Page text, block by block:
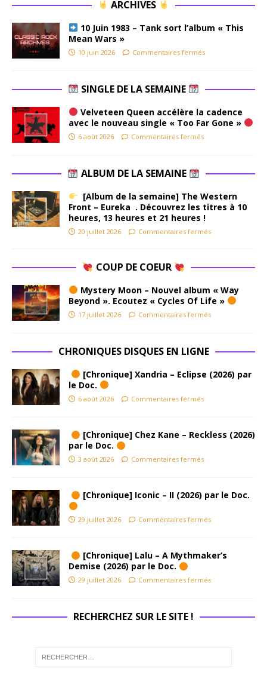
ARCHIVES
10 Juin 1983 – Tank sort l’album « This
Mean Wars »
10 juin 2026 Commentaires fermés
SINGLE DE LA SEMAINE
Velveteen Queen accélère la cadence
avec le nouveau single « Too Far Gone »
6 août 2026 Commentaires fermés
ALBUM DE LA SEMAINE
[Album de la semaine] The Western
Front – Eureka . Découvrez les titres à 10
heures, 13 heures et 21 heures !
20 juillet 2026 Commentaires fermés
COUP DE COEUR
Mystery Moon – Nouvel album « Way
Beyond ». Ecoutez « Cycles Of Life »
17 juillet 2026 Commentaires fermés
CHRONIQUES DISQUES EN LIGNE
[Chronique] Xandria – Eclipse (2026) par
le Doc.
6 août 2026 Commentaires fermés
[Chronique] Chez Kane – Reckless (2026)
par le Doc.
3 août 2026 Commentaires fermés
[Chronique] Iconic – II (2026) par le Doc.
29 juillet 2026 Commentaires fermés
[Chronique] Lalu – A Mythmaker’s
Demise (2026) par le Doc.
29 juillet 2026 Commentaires fermés
RECHERCHEZ SUR LE SITE !